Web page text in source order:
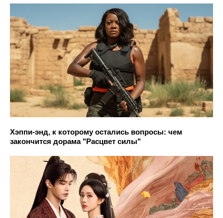
Хэппи-энд, к которому остались вопросы: чем
закончится дорама "Расцвет силы"